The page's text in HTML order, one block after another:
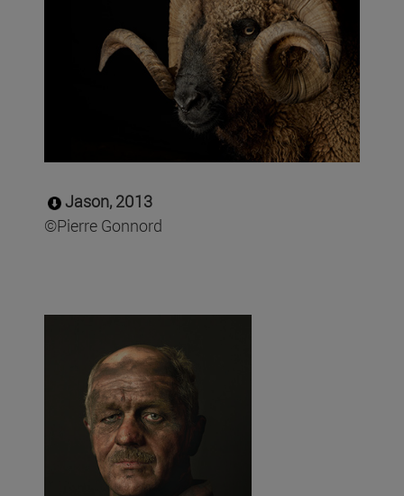
Jason, 2013
©Pierre Gonnord